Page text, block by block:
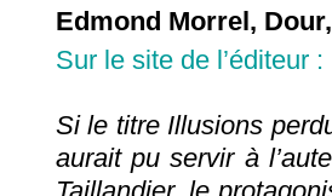
Edmond Morrel,
Sur le site de l’éditeur :
Si le titre Illusions
aurait pu servir à